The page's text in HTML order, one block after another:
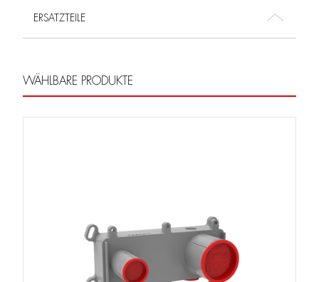
ERSATZTEILE
WÄHLBARE PRODUKTE